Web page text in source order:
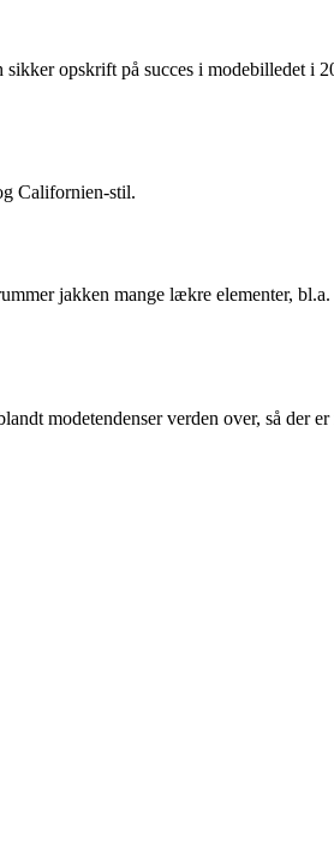
opskrift på succes i modebilledet i
Californien-stil.
jakken mange lækre elementer,
modetendenser verden over, så der